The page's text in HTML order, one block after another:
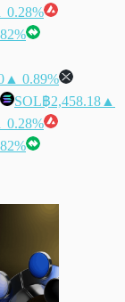
0.28%
▲ 0.89%
SOL฿2,458.18 ▲
0.28%